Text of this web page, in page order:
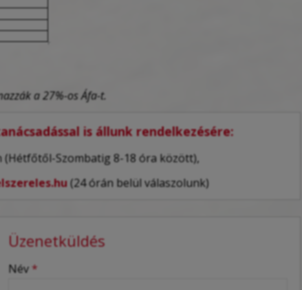
a 27%-os Áfa-t.
is állunk rendelkezésére:
(Hétfőtől-Szombatig 8-18 óra között),
(24 órán belül válaszolunk)
Üzenetküldés
-
Név *